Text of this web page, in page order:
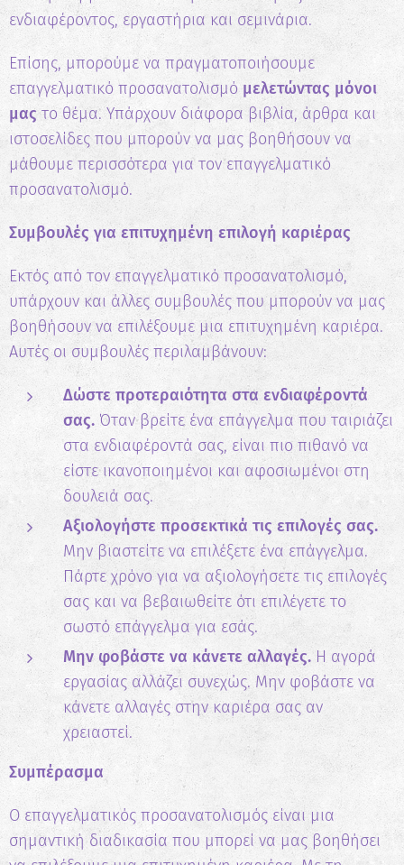
ενδιαφέροντος, εργαστήρια και σεμινάρια.
Επίσης, μπορούμε να πραγματοποιήσουμε
επαγγελματικό προσανατολισμό μελετώντας μόνοι
μας το θέμα. Υπάρχουν διάφορα βιβλία, άρθρα και
ιστοσελίδες που μπορούν να μας βοηθήσουν να
μάθουμε περισσότερα για τον επαγγελματικό
προσανατολισμό.
Συμβουλές για επιτυχημένη επιλογή καριέρας
Εκτός από τον επαγγελματικό προσανατολισμό,
υπάρχουν και άλλες συμβουλές που μπορούν να μας
βοηθήσουν να επιλέξουμε μια επιτυχημένη καριέρα.
Αυτές οι συμβουλές περιλαμβάνουν:
Δώστε προτεραιότητα στα ενδιαφέροντά
σας. Όταν βρείτε ένα επάγγελμα που ταιριάζει
στα ενδιαφέροντά σας, είναι πιο πιθανό να
είστε ικανοποιημένοι και αφοσιωμένοι στη
δουλειά σας.
Αξιολογήστε προσεκτικά τις επιλογές σας.
Μην βιαστείτε να επιλέξετε ένα επάγγελμα.
Πάρτε χρόνο για να αξιολογήσετε τις επιλογές
σας και να βεβαιωθείτε ότι επιλέγετε το
σωστό επάγγελμα για εσάς.
Μην φοβάστε να κάνετε αλλαγές. Η αγορά
εργασίας αλλάζει συνεχώς. Μην φοβάστε να
κάνετε αλλαγές στην καριέρα σας αν
χρειαστεί.
Συμπέρασμα
Ο επαγγελματικός προσανατολισμός είναι μια
σημαντική διαδικασία που μπορεί να μας βοηθήσει